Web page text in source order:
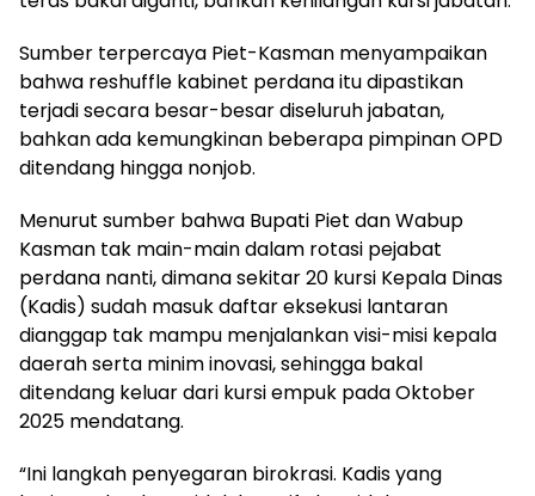
Sumber terpercaya Piet-Kasman menyampaikan
bahwa reshuffle kabinet perdana itu dipastikan
terjadi secara besar-besar diseluruh jabatan,
bahkan ada kemungkinan beberapa pimpinan OPD
ditendang hingga nonjob.
Menurut sumber bahwa Bupati Piet dan Wabup
Kasman tak main-main dalam rotasi pejabat
perdana nanti, dimana sekitar 20 kursi Kepala Dinas
(Kadis) sudah masuk daftar eksekusi lantaran
dianggap tak mampu menjalankan visi-misi kepala
daerah serta minim inovasi, sehingga bakal
ditendang keluar dari kursi empuk pada Oktober
2025 mendatang.
“Ini langkah penyegaran birokrasi. Kadis yang